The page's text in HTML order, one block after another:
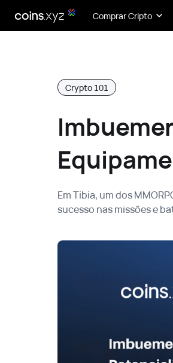
Comprar Cripto
Crypto 101
Em Tibia, um dos
sucesso nas missões e